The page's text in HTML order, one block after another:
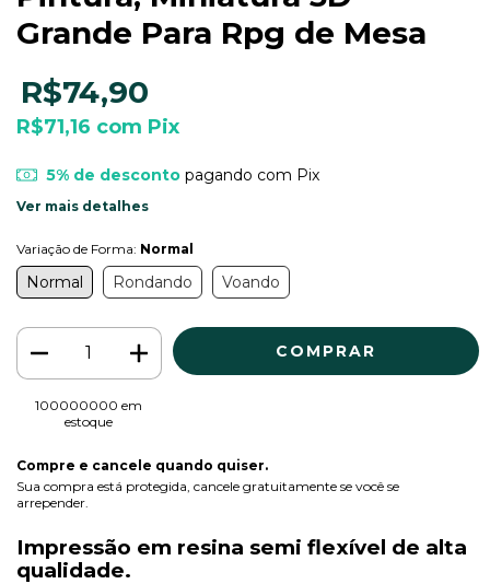
Grande Para Rpg de Mesa
R$74,90
R$71,16 com Pix
5% de descontopagando com Pix
Ver mais detalhes
Variação de Forma: Normal
Normal Rondando Voando
100000000 em
estoque
Compre e cancele quando quiser.
Sua compra está protegida, cancele gratuitamente se você se
arrepender.
Impressão em resina semi flexível de alta
qualidade.